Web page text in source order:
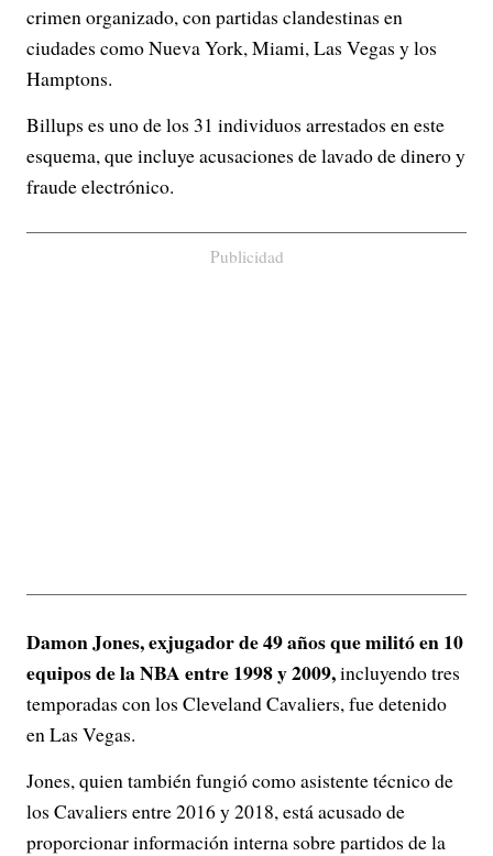
crimen organizado, con partidas clandestinas en
ciudades como Nueva York, Miami, Las Vegas y los
Hamptons.
Billups es uno de los 31 individuos arrestados en este
esquema, que incluye acusaciones de lavado de dinero y
fraude electrónico.
Publicidad
Damon Jones, exjugador de 49 años que militó en 10
equipos de la NBA entre 1998 y 2009,incluyendo tres
temporadas con los Cleveland Cavaliers, fue detenido
en Las Vegas.
Jones, quien también fungió como asistente técnico de
los Cavaliers entre 2016 y 2018, está acusado de
proporcionar información interna sobre partidos de la